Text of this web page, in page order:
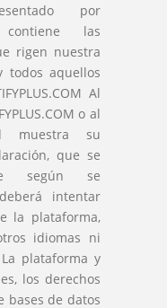
por
contiene las
rigen nuestra
todos aquellos
Al
o al
muestra su
que se
según se
intentar
la plataforma,
idiomas ni
plataforma y
los derechos
bases de datos